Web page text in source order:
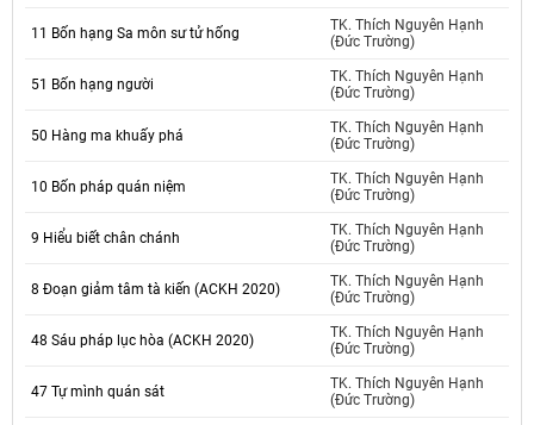
11 Bốn hạng Sa môn sư tử hống
TK. Thích Nguyên Hạnh
(Đức Trường)
51 Bốn hạng người
TK. Thích Nguyên Hạnh
(Đức Trường)
50 Hàng ma khuấy phá
TK. Thích Nguyên Hạnh
(Đức Trường)
10 Bốn pháp quán niệm
TK. Thích Nguyên Hạnh
(Đức Trường)
9 Hiểu biết chân chánh
TK. Thích Nguyên Hạnh
(Đức Trường)
8 Đoạn giảm tâm tà kiến (ACKH 2020)
TK. Thích Nguyên Hạnh
(Đức Trường)
48 Sáu pháp lục hòa (ACKH 2020)
TK. Thích Nguyên Hạnh
(Đức Trường)
47 Tự mình quán sát
TK. Thích Nguyên Hạnh
(Đức Trường)